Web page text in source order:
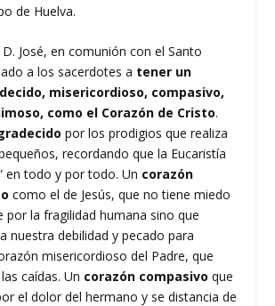
de Huelva.
D. José, en comunión con el Santo
a los sacerdotes a tener un
misericordioso, compasivo,
como el Corazón de Cristo.
por los prodigios que realiza
recordando que la Eucaristía
en todo y por todo. Un corazón
como el de Jesús, que no tiene miedo
por la fragilidad humana sino que
nuestra debilidad y pecado para
misericordioso del Padre, que
caídas. Un corazón compasivoque
el dolor del hermano y se distancia de